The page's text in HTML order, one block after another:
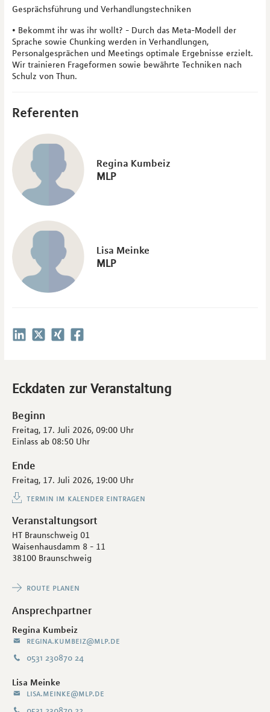
Gesprächsführung und Verhandlungstechniken
• Bekommt ihr was ihr wollt? - Durch das Meta-Modell der
Sprache sowie Chunking werden in Verhandlungen,
Personalgesprächen und Meetings optimale Ergebnisse erzielt.
Wir trainieren Frageformen sowie bewährte Techniken nach
Schulz von Thun.
Referenten
Regina Kumbeiz
MLP
Lisa Meinke
MLP
Eckdaten zur Veranstaltung
Beginn
Freitag, 17. Juli 2026,09:00 Uhr
Einlass ab08:50 Uhr
Ende
Freitag, 17. Juli 2026, 19:00 Uhr
termin im kalender eintragen
Veranstaltungsort
HT Braunschweig 01
Waisenhausdamm 8 - 11
38100 Braunschweig
route planen
Ansprechpartner
Regina Kumbeiz
regina.kumbeiz@mlp.de
0531 230870 24
Lisa Meinke
lisa.meinke@mlp.de